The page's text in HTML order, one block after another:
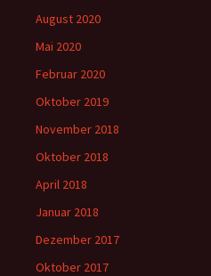
August 2020
Mai 2020
Februar 2020
Oktober 2019
November 2018
Oktober 2018
April 2018
Januar 2018
Dezember 2017
Oktober 2017